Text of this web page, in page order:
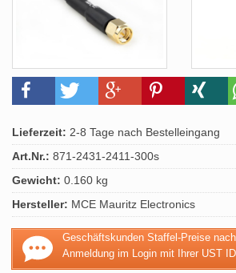
Lieferzeit: 2-8 Tage nach Bestelleingang
Art.Nr.: 871-2431-2411-300s
Gewicht: 0.160 kg
Hersteller: MCE Mauritz Electronics
Geschäftskunden Staffel-Preise
Anmeldung im Login mit Ihrer UST